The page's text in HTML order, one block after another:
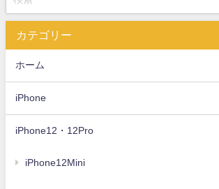
カテゴリー
ホーム
iPhone
iPhone12・12Pro
iPhone12Mini